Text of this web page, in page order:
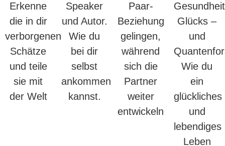
Erkenne
die in dir
verborgenen
Schätze
und teile
sie mit
der Welt
Speaker
und Autor.
Wie du
bei dir
selbst
ankommen
kannst.
Paar-
Beziehung
gelingen,
während
sich die
Partner
weiter
entwickeln
Glücks –
und
Wie du
ein
glückliches
und
lebendiges
Leben